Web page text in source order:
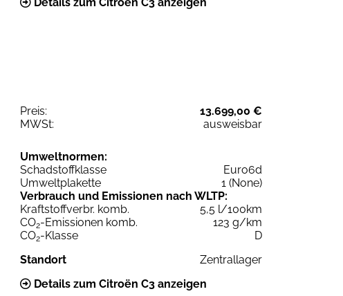
Preis:
13.699,00 €
MWSt:
ausweisbar
Umweltnormen:
Schadstoffklasse
Euro6d
Umweltplakette
1 (None)
Verbrauch und Emissionen nach WLTP:
Kraftstoffverbr. komb.
5,5 l/100km
CO2-Emissionen komb.
123 g/km
CO2-Klasse
D
Standort
Zentrallager
Details zum Citroën C3 anzeigen